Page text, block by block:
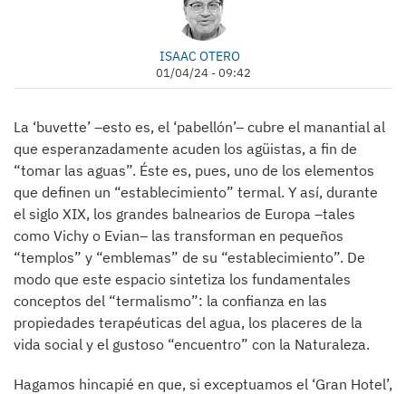
ISAAC OTERO
01/04/24 - 09:42
La ‘buvette’ –esto es, el ‘pabellón’– cubre el manantial al
que esperanzadamente acuden los agüistas, a fin de
“tomar las aguas”. Éste es, pues, uno de los elementos
que definen un “establecimiento” termal. Y así, durante
el siglo XIX, los grandes balnearios de Europa –tales
como Vichy o Evian– las transforman en pequeños
“templos” y “emblemas” de su “establecimiento”. De
modo que este espacio sintetiza los fundamentales
conceptos del “termalismo”: la confianza en las
propiedades terapéuticas del agua, los placeres de la
vida social y el gustoso “encuentro” con la Naturaleza.
Hagamos hincapié en que, si exceptuamos el ‘Gran Hotel’,